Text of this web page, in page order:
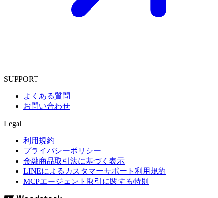
SUPPORT
よくある質問
お問い合わせ
Legal
利用規約
プライバシーポリシー
金融商品取引法に基づく表示
LINEによるカスタマーサポート利用規約
MCPエージェント取引に関する特則